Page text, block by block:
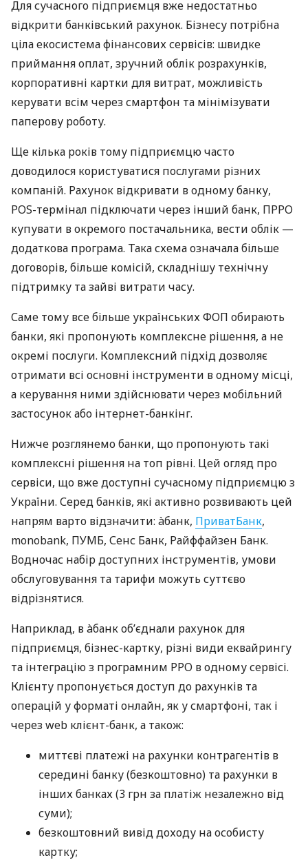
Для сучасного підприємця вже недостатньо
відкрити банківський рахунок. Бізнесу потрібна
ціла екосистема фінансових сервісів: швидке
приймання оплат, зручний облік розрахунків,
корпоративні картки для витрат, можливість
керувати всім через смартфон та мінімізувати
паперову роботу.
Ще кілька років тому підприємцю часто
доводилося користуватися послугами різних
компаній. Рахунок відкривати в одному банку,
POS-термінал підключати через інший банк, ПРРО
купувати в окремого постачальника, вести облік —
додаткова програма. Така схема означала більше
договорів, більше комісій, складнішу технічну
підтримку та зайві витрати часу.
Саме тому все більше українських ФОП обирають
банки, які пропонують комплексне рішення, а не
окремі послуги. Комплексний підхід дозволяє
отримати всі основні інструменти в одному місці,
а керування ними здійснювати через мобільний
застосунок або інтернет-банкінг.
Нижче розглянемо банки, що пропонують такі
комплексні рішення на топ рівні. Цей огляд про
сервіси, що вже доступні сучасному підприємцю з
України. Серед банків, які активно розвивають цей
напрям варто відзначити: àбанк, ПриватБанк,
monobank, ПУМБ, Сенс Банк, Райффайзен Банк.
Водночас набір доступних інструментів, умови
обслуговування та тарифи можуть суттєво
відрізнятися.
Наприклад, в àбанк об’єднали рахунок для
підприємця, бізнес-картку, різні види еквайрингу
та інтеграцію з програмним РРО в одному сервісі.
Клієнту пропонується доступ до рахунків та
операцій у форматі онлайн, як у смартфоні, так і
через web клієнт-банк, а також:
миттєві платежі на рахунки контрагентів в
середині банку (безкоштовно) та рахунки в
інших банках (3 грн за платіж незалежно від
суми);
безкоштовний вивід доходу на особисту
картку;